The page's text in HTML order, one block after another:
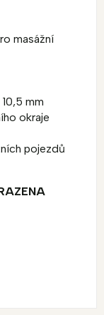
masážní
mm
okraje
pojezdů